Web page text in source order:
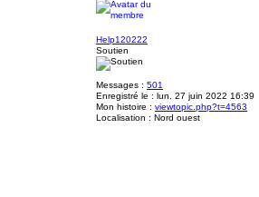
Help120222
Soutien
Messages : 501
Enregistré le : lun. 27 juin 2022 16:39
Mon histoire : viewtopic.php?t=4563
Localisation : Nord ouest